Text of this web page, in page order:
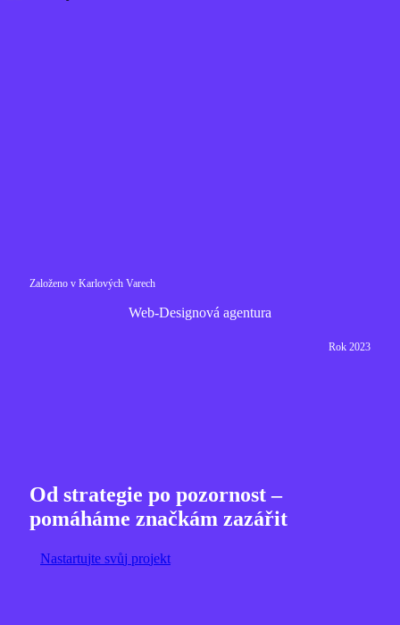
Založeno v Karlových Varech
Web-Designová agentura
Rok 2023
Od strategie po pozornost –
pomáháme značkám zazářit
Nastartujte svůj projekt